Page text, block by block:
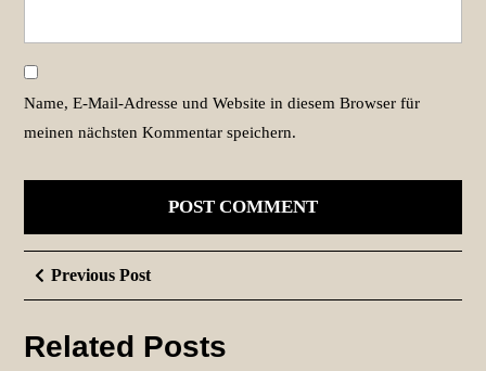
Name, E-Mail-Adresse und Website in diesem Browser für
meinen nächsten Kommentar speichern.
Beitragsnavigation
Previous PostPrevious
Post
Related Posts